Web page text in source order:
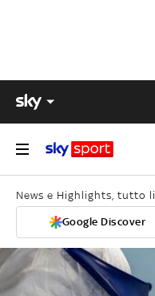
News e Highlights, tutto
Google Discover